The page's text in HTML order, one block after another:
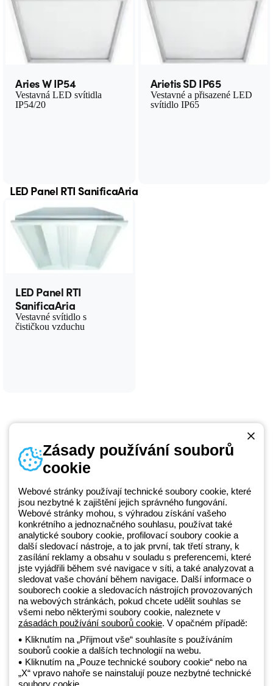
Aries W IP54
Vestavná LED svítidla
IP54/20
Arietis SD IP65
Vestavné a přisazené LED
svítidlo IP65
LED Panel RTI SanificaAria
LED Panel RTI
SanificaAria
Vestavné svítidlo s
čističkou vzduchu
Beghelli je součástí GEWISS Group od roku 2025 a jeho ekosystému
GEWISS LightZone, kde vyvíjíme propojená světelná řešení, která
transformují komplexitu do jednoduchosti a podporují profesionály a
koncové zákazníky v uspokojování jejich potřeb.Zjistěte více o
GEWISS
Czechia:CS
Telefonní číslo
+420 531 014 111
Zásady ochrany osobních údajů
Zásady používání souborů cookie
Obchodní podmínky
Zásady používání souborů
cookie
Webové stránky používají technické soubory cookie, které
jsou nezbytné k zajištění jejich správného fungování.
Webové stránky mohou, s výhradou získání vašeho
konkrétního a jednoznačného souhlasu, používat také
analytické soubory cookie, profilovací soubory cookie a
další sledovací nástroje, a to jak první, tak třetí strany, k
zasílání reklamy a obsahu v souladu s preferencemi, které
jste vyjádřili během své navigace v síti, a také analyzovat a
sledovat vaše chování během navigace. Další informace o
souborech cookie a sledovacích nástrojích provozovaných
na webových stránkách, pokud chcete udělit souhlas se
všemi nebo některými soubory cookie, naleznete v
zásadách používání souborů cookie. V opačném případě:
Kliknutím na „Přijmout vše“ souhlasíte s používáním
souborů cookie a dalších technologií na webu.
Kliknutím na „Pouze technické soubory cookie“ nebo na
„X“ vpravo nahoře se nainstalují pouze nezbytné technické
soubory cookie.